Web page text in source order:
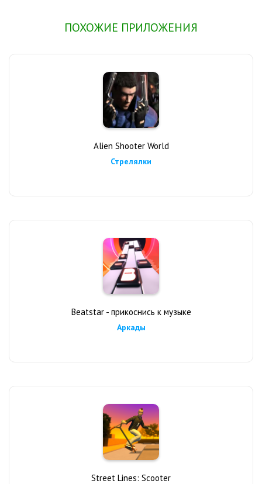
ПОХОЖИЕ ПРИЛОЖЕНИЯ
Alien Shooter World
Стрелялки
Beatstar - прикоснись к музыке
Аркады
Street Lines: Scooter